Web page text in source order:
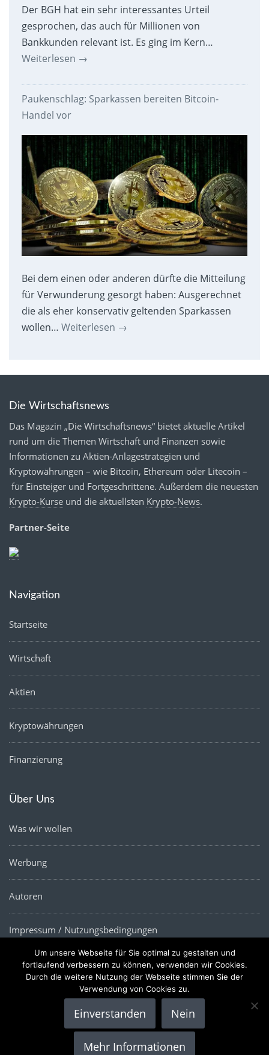
Der BGH hat ein sehr interessantes Urteil
gesprochen, das auch für Millionen von
Bankkunden relevant ist. Es ging im Kern…
Weiterlesen →
Paukenschlag: Sparkassen bereiten Bitcoin-
Handel vor
Bei dem einen oder anderen dürfte die Mitteilung
für Verwunderung gesorgt haben: Ausgerechnet
die als eher konservativ geltenden Sparkassen
wollen… Weiterlesen →
Die Wirtschaftsnews
Das Magazin „Die Wirtschaftsnews“ bietet aktuelle Artikel
rund um die Themen Wirtschaft und Finanzen sowie
Informationen zu Aktien-Anlagestrategien und
Kryptowährungen – wie Bitcoin, Ethereum oder Litecoin –
für Einsteiger und Fortgeschrittene. Außerdem die neuesten
Krypto-Kurse und die aktuellsten Krypto-News.
Partner-Seite
Navigation
Startseite
Wirtschaft
Aktien
Kryptowährungen
Finanzierung
Über Uns
Was wir wollen
Werbung
Autoren
Impressum / Nutzungsbedingungen
Datenschutz
Copyright © 2022 |Die Wirtschaftsnews- Alle Rechte
Um unsere Webseite für Sie optimal zu gestalten und
fortlaufend verbessern zu können, verwenden wir Cookies.
Durch die weitere Nutzung der Webseite stimmen Sie der
Verwendung von Cookies zu.
Einverstanden Nein
Mehr Informationen